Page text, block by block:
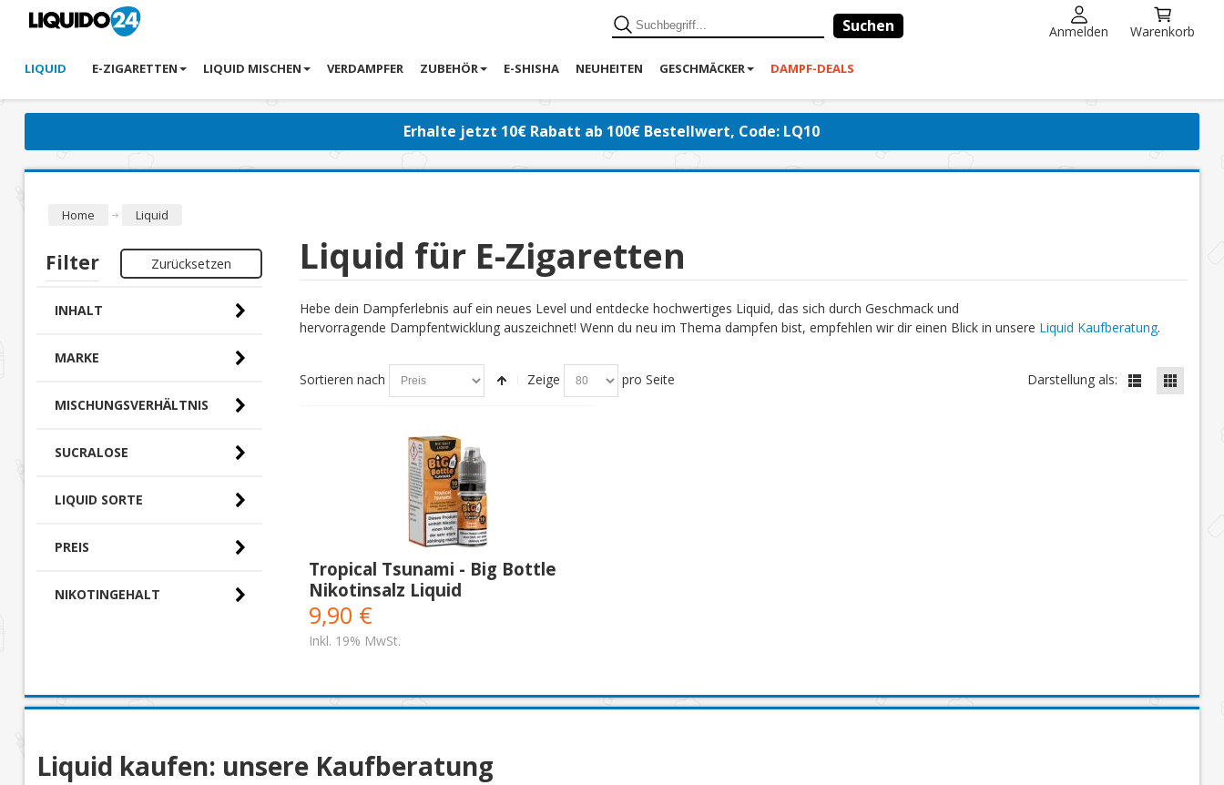
Suchen Anmelden Warenkorb
LIQUID E-ZIGARETTEN LIQUID MISCHEN VERDAMPFER ZUBEHÖR E-SHISHA NEUHEITEN GESCHMÄCKER DAMPF-DEALS
Erhalte jetzt 10€ Rabatt ab 100€ Bestellwert, Code: LQ10
Home Liquid
Liquid für E-Zigaretten
Hebe dein Dampferlebnis auf ein neues Level und entdecke hochwertiges Liquid, das sich durch Geschmack und
hervorragende Dampfentwicklung auszeichnet! Wenn du neu im Thema dampfen bist, empfehlen wir dir einen Blick in unsere Liquid Kaufberatung.
Sortieren nach Zeige pro Seite Darstellung als:
Tropical Tsunami - Big Bottle
Nikotinsalz Liquid
9,90 €
Inkl. 19% MwSt.
Filter Zurücksetzen
INHALT
MARKE
MISCHUNGSVERHÄLTNIS
SUCRALOSE
LIQUID SORTE
PREIS
0,00 € - 10,00 €
NIKOTINGEHALT
Liquid kaufen: unsere Kaufberatung